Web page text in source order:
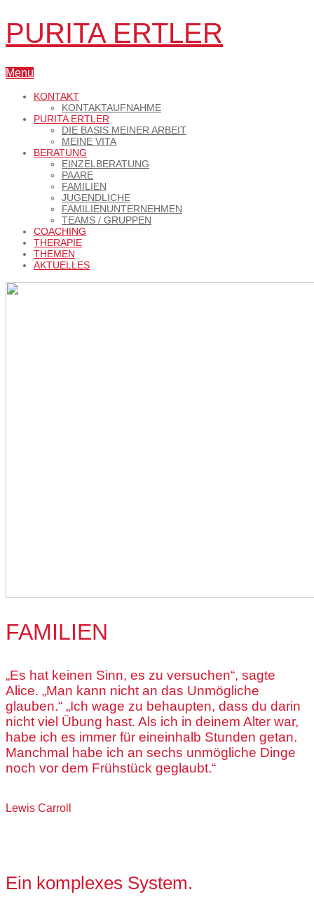
PURITA ERTLER
Menu
KONTAKT
KONTAKTAUFNAHME
PURITA ERTLER
DIE BASIS MEINER ARBEIT
MEINE VITA
BERATUNG
EINZELBERATUNG
PAARE
FAMILIEN
JUGENDLICHE
FAMILIENUNTERNEHMEN
TEAMS / GRUPPEN
COACHING
THERAPIE
THEMEN
AKTUELLES
FAMILIEN
„Es hat keinen Sinn, es zu versuchen“, sagte
Alice. „Man kann nicht an das Unmögliche
glauben.“ „Ich wage zu behaupten, dass du darin
nicht viel Übung hast. Als ich in deinem Alter war,
habe ich es immer für eineinhalb Stunden getan.
Manchmal habe ich an sechs unmögliche Dinge
noch vor dem Frühstück geglaubt.“
Lewis Carroll
Ein komplexes System.